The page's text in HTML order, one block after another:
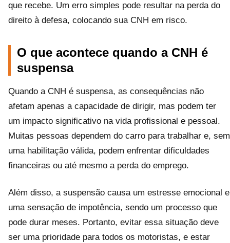
que recebe. Um erro simples pode resultar na perda do
direito à defesa, colocando sua CNH em risco.
O que acontece quando a CNH é
suspensa
Quando a CNH é suspensa, as consequências não
afetam apenas a capacidade de dirigir, mas podem ter
um impacto significativo na vida profissional e pessoal.
Muitas pessoas dependem do carro para trabalhar e, sem
uma habilitação válida, podem enfrentar dificuldades
financeiras ou até mesmo a perda do emprego.
Além disso, a suspensão causa um estresse emocional e
uma sensação de impotência, sendo um processo que
pode durar meses. Portanto, evitar essa situação deve
ser uma prioridade para todos os motoristas, e estar